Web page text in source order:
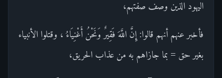
اليهود الذين وصف صفتهم،
فأخبر عنهم أنهم قالوا: إِنَّ اللَّهَ فَقِيرٌ وَنَحْنُ أَغْنِيَاءُ ، وقتلوا الأنبياء
بغير حق = بما جازاهم به من عذاب الحريق،